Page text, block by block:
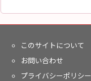
このサイトについて
お問い合わせ
プライバシーポリシー